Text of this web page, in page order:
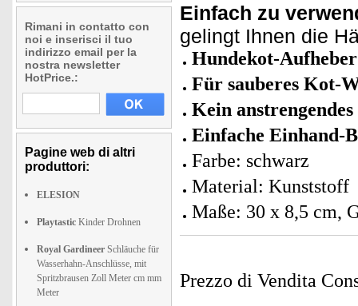
Rimani in contatto con
noi e inserisci il tuo
indirizzo email per la
nostra newsletter
HotPrice.:
Pagine web di altri
produttori:
ELESION
Playtastic Kinder Drohnen
Royal Gardineer Schläuche für
Wasserhahn-Anschlüsse, mit
Spritzbrausen Zoll Meter cm mm
Meter
Einfach zu
gelingt Ihnen die
Hundekot-
Für sauberes Kot-
Kein
Einfache Einhand-
Farbe: schwarz
Material: Kunststoff
Maße: 30 x 8,5 cm,
Prezzo di Vendita